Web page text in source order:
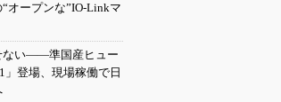
オープンな”IO-Linkマ
ない――準国産ヒュー
」登場、現場稼働で日